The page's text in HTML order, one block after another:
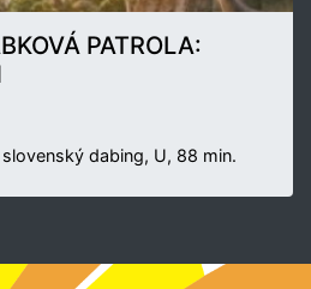
PATROLA:
dabing, U, 88 min.